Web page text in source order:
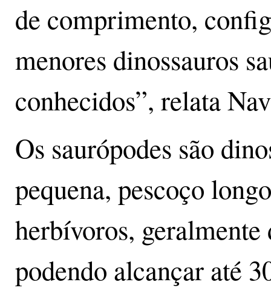
de comprimento,
menores dinossauros
conhecidos”, relata
Os saurópodes são
pequena, pescoço
herbívoros, geralmente
podendo alcançar até